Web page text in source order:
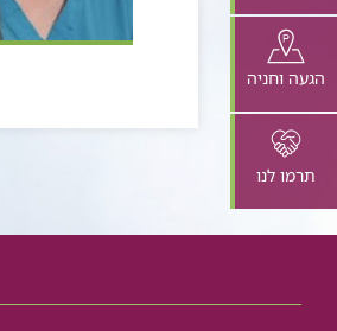
הגעה וחניה
תרמו לנו